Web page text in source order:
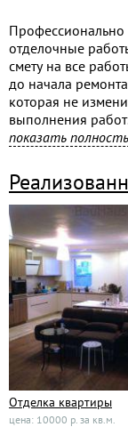
отделочные
смету на все
до начала
которая не
выполнения
своей работы,
Мы очень ценим
поэтому приложим
довольны
два или двадцать
показать
Отделка квартиры
цена: 10000 р. за кв.м.